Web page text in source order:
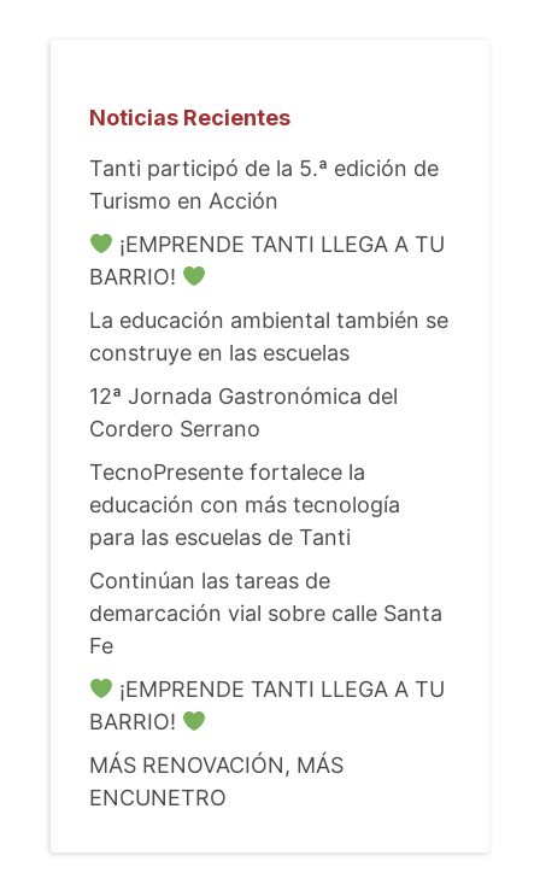
Noticias Recientes
Tanti participó de la 5.ª edición de
Turismo en Acción
¡EMPRENDE TANTI LLEGA A TU
BARRIO!
La educación ambiental también se
construye en las escuelas
12ª Jornada Gastronómica del
Cordero Serrano
TecnoPresente fortalece la
educación con más tecnología
para las escuelas de Tanti
Continúan las tareas de
demarcación vial sobre calle Santa
Fe
¡EMPRENDE TANTI LLEGA A TU
BARRIO!
MÁS RENOVACIÓN, MÁS
ENCUNETRO